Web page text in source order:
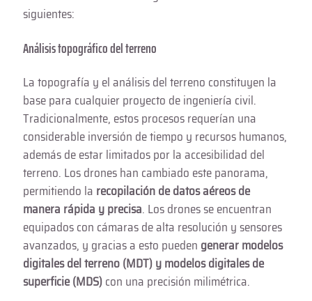
siguientes:
Análisis topográfico del terreno
La topografía y el análisis del terreno constituyen la
base para cualquier proyecto de ingeniería civil.
Tradicionalmente, estos procesos requerían una
considerable inversión de tiempo y recursos humanos,
además de estar limitados por la accesibilidad del
terreno. Los drones han cambiado este panorama,
permitiendo la recopilación de datos aéreos de
manera rápida y precisa. Los drones se encuentran
equipados con cámaras de alta resolución y sensores
avanzados, y gracias a esto pueden generar modelos
digitales del terreno (MDT) y modelos digitales de
superficie (MDS)con una precisión milimétrica.